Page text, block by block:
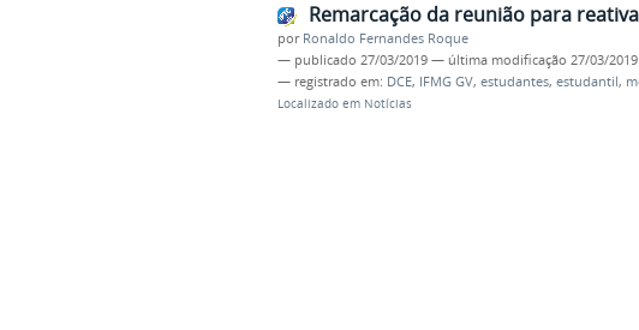
Remarcação da reunião para
por Ronaldo Fernandes Roque
— publicado 27/03/2019 — última modificação 27/03/
— registrado em: DCE, IFMG GV, estudantes, estudantil,
Localizado em Notícias